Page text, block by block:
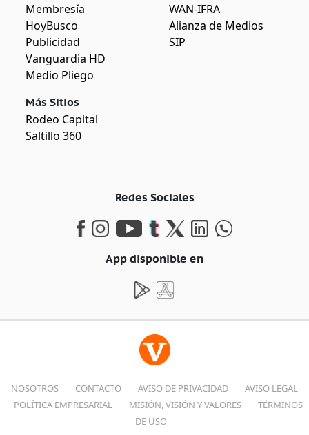
Membresía
HoyBusco
Publicidad
Vanguardia HD
Medio Pliego
Más Sitios
Rodeo Capital
Saltillo 360
WAN-IFRA
Alianza de Medios
SIP
Redes Sociales
App disponible en
NOSOTROS CONTACTO AVISO DE PRIVACIDAD
AVISO LEGAL
POLÍTICA EMPRESARIAL
MISIÓN, VISIÓN Y VALORES
TÉRMINOS
DE USO